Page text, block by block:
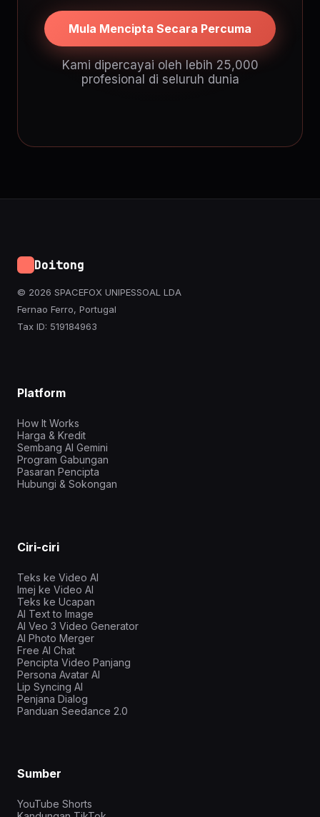
Mula Mencipta Secara Percuma
Kami dipercayai oleh lebih 25,000
profesional di seluruh dunia
Doitong
© 2026 SPACEFOX UNIPESSOAL LDA
Fernao Ferro, Portugal
Tax ID: 519184963
Platform
How It Works
Harga & Kredit
Sembang AI Gemini
Program Gabungan
Pasaran Pencipta
Hubungi & Sokongan
Ciri-ciri
Teks ke Video AI
Imej ke Video AI
Teks ke Ucapan
AI Text to Image
AI Veo 3 Video Generator
AI Photo Merger
Free AI Chat
Pencipta Video Panjang
Persona Avatar AI
Lip Syncing AI
Penjana Dialog
Panduan Seedance 2.0
Sumber
YouTube Shorts